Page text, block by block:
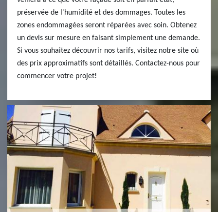
préservée de l'humidité et des dommages. Toutes les
zones endommagées seront réparées avec soin. Obtenez
un devis sur mesure en faisant simplement une demande.
Si vous souhaitez découvrir nos tarifs, visitez notre site où
des prix approximatifs sont détaillés. Contactez-nous pour
commencer votre projet!